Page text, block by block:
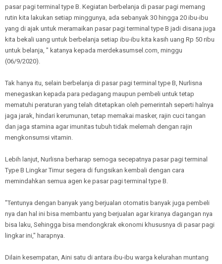
pasar pagi terminal type B. Kegiatan berbelanja di pasar pagi memang
rutin kita lakukan setiap minggunya, ada sebanyak 30 hingga 20 ibu-ibu
yang di ajak untuk meramaikan pasar pagi terminal type B jadi disana juga
kita bekali uang untuk berbelanja setiap ibu-ibu kita kasih uang Rp 50 ribu
untuk belanja, " katanya kepada merdekasumsel.com, minggu
(06/9/2020).
Tak hanya itu, selain berbelanja di pasar pagi terminal type B, Nurlisna
menegaskan kepada para pedagang maupun pembeli untuk tetap
mematuhi peraturan yang telah ditetapkan oleh pemerintah seperti halnya
jaga jarak, hindari kerumunan, tetap memakai masker, rajin cuci tangan
dan jaga stamina agar imunitas tubuh tidak melemah dengan rajin
mengkonsumsi vitamin.
Lebih lanjut, Nurlisna berharap semoga secepatnya pasar pagi terminal
Type B Lingkar Timur segera di fungsikan kembali dengan cara
memindahkan semua agen ke pasar pagi terminal type B.
"Tentunya dengan banyak yang berjualan otomatis banyak juga pembeli
nya dan hal ini bisa membantu yang berjualan agar kiranya dagangan nya
bisa laku, Sehingga bisa mendongkrak ekonomi khususnya di pasar pagi
lingkar ini," harapnya.
Dilain kesempatan, Aini satu di antara ibu-ibu warga kelurahan muntang